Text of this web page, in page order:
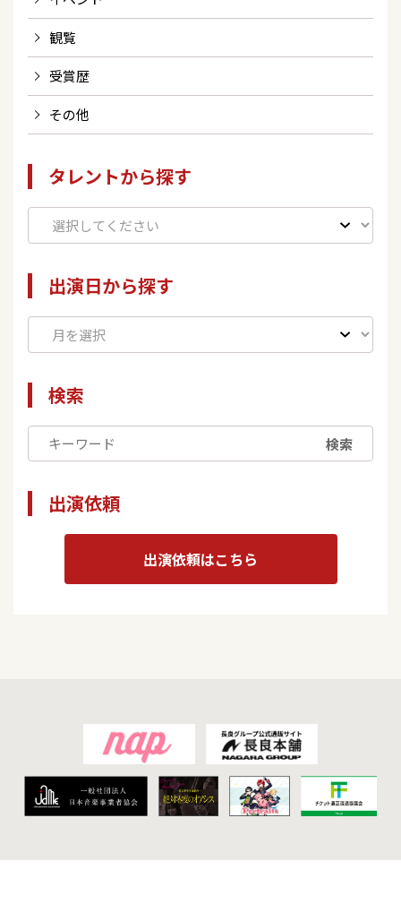
観覧
受賞歴
その他
タレントから探す
出演日から探す
検索
検索
出演依頼
出演依頼はこちら